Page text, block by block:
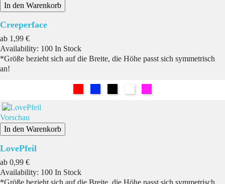
In den Warenkorb
Creeperface
ab Preis
1,99 €
Availability: 100 In Stock
*Größe bezieht sich auf die Breite, die Höhe passt sich symmetrisch
an!
Vorschau
In den Warenkorb
LovePfeil
ab Preis
0,99 €
Availability: 100 In Stock
*Größe bezieht sich auf die Breite, die Höhe passt sich symmetrisch